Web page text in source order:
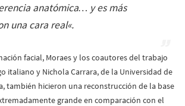
anatómica… y es más
una cara real«.
facial, Moraes y los coautores del trabajo
italiano y Nichola Carrara, de la Universidad de
también hicieron una reconstrucción de la base
grande en comparación con el